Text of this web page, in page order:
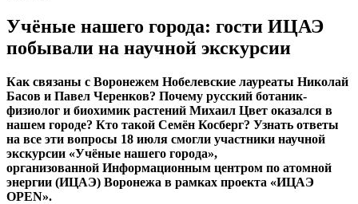
Учёные нашего города: гости ИЦАЭ
побывали на научной экскурсии
Как связаны с Воронежем Нобелевские лауреаты Николай
Басов и Павел Черенков? Почему русский ботаник-
физиолог и биохимик растений Михаил Цвет оказался в
нашем городе? Кто такой Семён Косберг? Узнать ответы
на все эти вопросы 18 июля смогли участники научной
экскурсии «Учёные нашего города»,
организованной Информационным центром по атомной
энергии (ИЦАЭ) Воронежа в рамках проекта «ИЦАЭ
OPEN».